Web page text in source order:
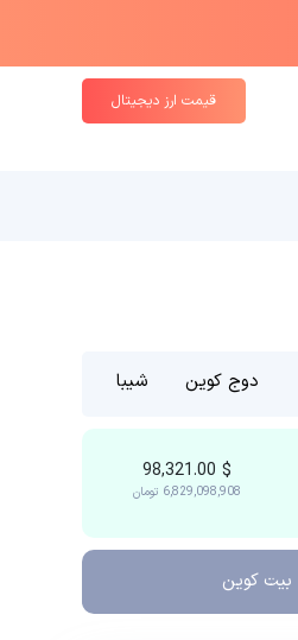
قیمت ارز دیجیتال
دوج کوین شیبا
$
6,829,098,908 تومان
بیت کوین